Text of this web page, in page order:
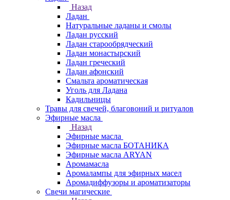
Назад
Ладан
Натуральные ладаны и смолы
Ладан русский
Ладан старообрядческий
Ладан монастырский
Ладан греческий
Ладан афонский
Смальта ароматическая
Уголь для Ладана
Кадильницы
Травы для свечей, благовоний и ритуалов
Эфирные масла
Назад
Эфирные масла
Эфирные масла БОТАНИКА
Эфирные масла ARYAN
Аромамасла
Аромалампы для эфирных масел
Аромадиффузоры и ароматизаторы
Свечи магические